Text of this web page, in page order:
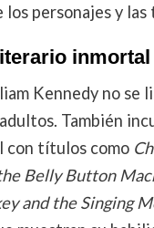
personajes y las
inmortal
Kennedy no se
También
con títulos como
Belly Button
and the Singing